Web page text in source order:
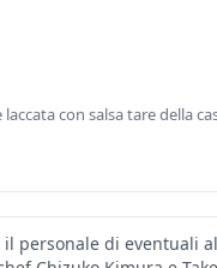
con salsa tare della
personale di eventuali